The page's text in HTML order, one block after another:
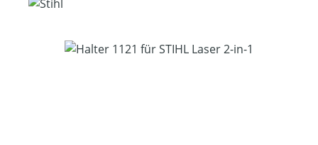
Bildergalerie überspringen